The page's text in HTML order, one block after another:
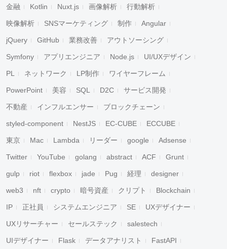
金融 Kotlin Nuxt.js 画像解析 行動解析
映像解析 SNSマーケティング 制作 Angular
jQuery GitHub 業務改善 アウトソーシング
Symfony アプリエンジニア Node.js UI/UXデザイン
PL ネットワーク LP制作 ワイヤーフレーム
PowerPoint 美容 SQL D2C サービス開発
不動産 インフルエンサー ブロックチェーン
styled-component NestJS EC-CUBE ECCUBE
東京 Mac Lambda リーダー google Adsense
Twitter YouTube golang abstract ACF Grunt
gulp riot flexbox jade Pug 経理 designer
web3 nft crypto 暗号資産 クリプト Blockchain
IP 正社員 システムエンジニア SE UXデザイナー
UXリサーチャー セールステック salestech
UIデザイナー Flask データアナリスト FastAPI